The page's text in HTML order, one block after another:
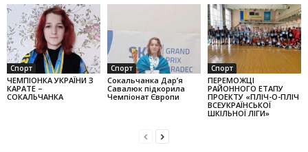
Спорт
ЧЕМПІОНКА УКРАЇНИ З
КАРАТЕ –
СОКАЛЬЧАНКА
Спорт
Сокальчанка Дар’я
Савалюк підкорила
Чемпіонат Європи
Спорт
ПЕРЕМОЖЦІ
РАЙОННОГО ЕТАПУ
ПРОЕКТУ «ПЛІЧ-О-ПЛІЧ
ВСЕУКРАЇНСЬКОЇ
ШКІЛЬНОЇ ЛІГИ»